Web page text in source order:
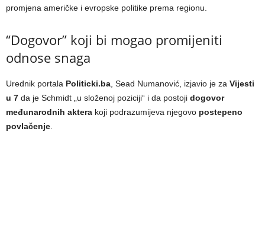
promjena američke i evropske politike prema regionu.
“Dogovor” koji bi mogao promijeniti
odnose snaga
Urednik portala Politicki.ba , Sead Numanović, izjavio je za Vijesti
u 7 da je Schmidt „u složenoj poziciji“ i da postoji dogovor
međunarodnih aktera koji podrazumijeva njegovo postepeno
povlačenje